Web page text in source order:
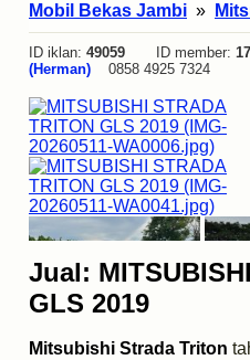
Mobil Bekas Jambi »
ID iklan: 49059 ID member:
(Herman)
0858 4925 7324
Jual:
GLS 2019
Mitsubishi Strada Triton